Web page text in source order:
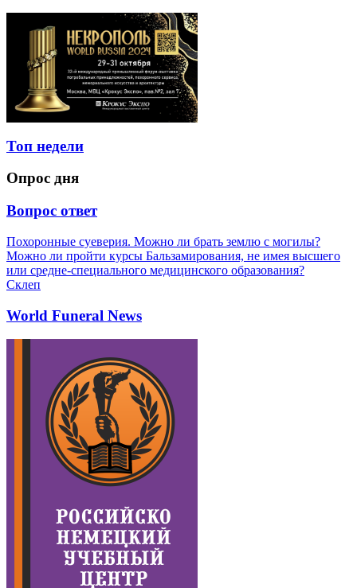
Топ недели
Опрос дня
Вопрос ответ
Похоронные суеверия. Можно ли брать землю с могилы?
Можно ли пройти курсы Бальзамирования, не имея высшего
или средне-специального медицинского образования?
Склеп
World Funeral News